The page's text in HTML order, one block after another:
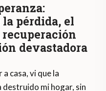
pérdida, el
devastadora
casa, vi que la
mi hogar, sin